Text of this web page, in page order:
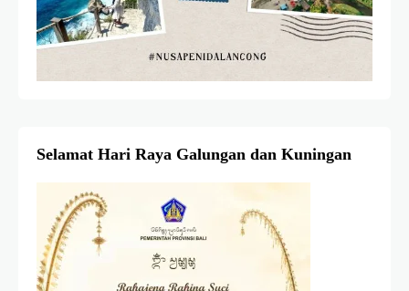
Selamat Hari Raya Galungan dan Kuningan